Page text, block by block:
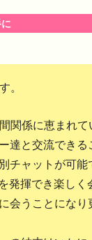
。
関係に恵まれて
と交流できる
チャットが可能
揮でき楽しく
会うことになり